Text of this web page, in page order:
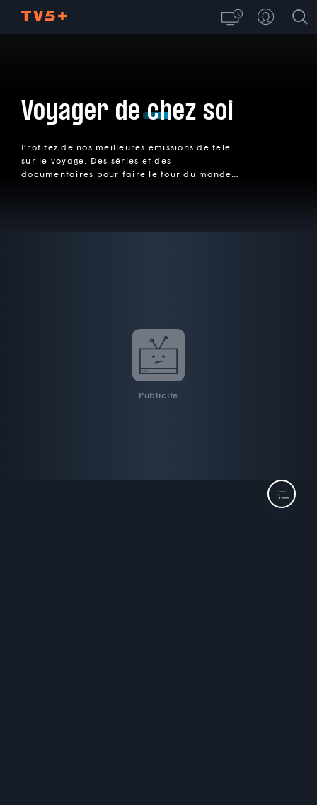
Voyager de chez soi
Profitez de nos meilleures émissions de télé
sur le voyage. Des séries et des
documentaires pour faire le tour du monde
Publicité